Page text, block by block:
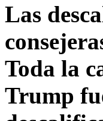
Las
Toda la
Trump